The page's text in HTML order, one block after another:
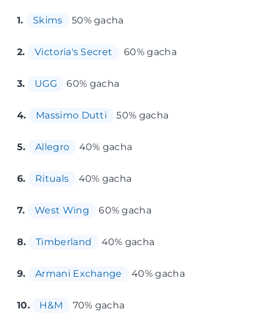
1. Skims 50% gacha
2. Victoria's Secret 60% gacha
3. UGG 60% gacha
4. Massimo Dutti 50% gacha
5. Allegro 40% gacha
6. Rituals 40% gacha
7. West Wing 60% gacha
8. Timberland 40% gacha
9. Armani Exchange 40% gacha
10. H&M 70% gacha